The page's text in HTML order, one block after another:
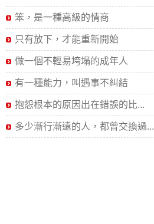
笨，是一種高級的情商
只有放下，才能重新開始
做一個不輕易垮塌的成年人
有一種能力，叫遇事不糾結
抱怨根本的原因出在錯誤的比...
多少漸行漸遠的人，都曾交換過...